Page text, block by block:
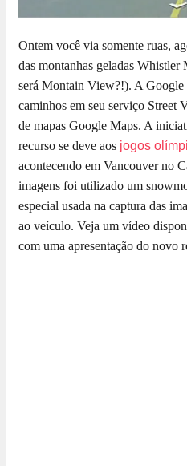
Ontem você via somente ruas,
das montanhas geladas
será Montain View?!). A Google
caminhos em seu serviço Street
de mapas Google Maps. A
recurso se deve aos jogos
acontecendo em Vancouver no
imagens foi utilizado um
especial usada na captura das
ao veículo. Veja um vídeo
com uma apresentação do